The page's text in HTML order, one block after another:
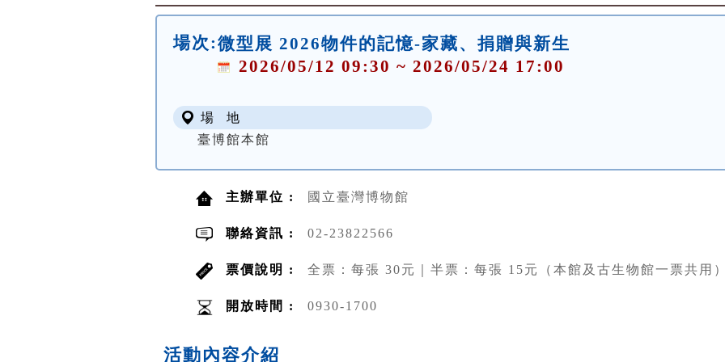
場次:微型展 2026物件的記憶-家藏、捐贈與新生
2026/05/12 09:30 ~ 2026/05/24 17:00
場 地
臺博館本館
主辦單位 : 國立臺灣博物館
聯絡資訊 : 02-23822566
票價說明 : 全票：每張 30元｜半票：每張 15元（本館及古生物館一票共用
開放時間 : 0930-1700
活動內容介紹